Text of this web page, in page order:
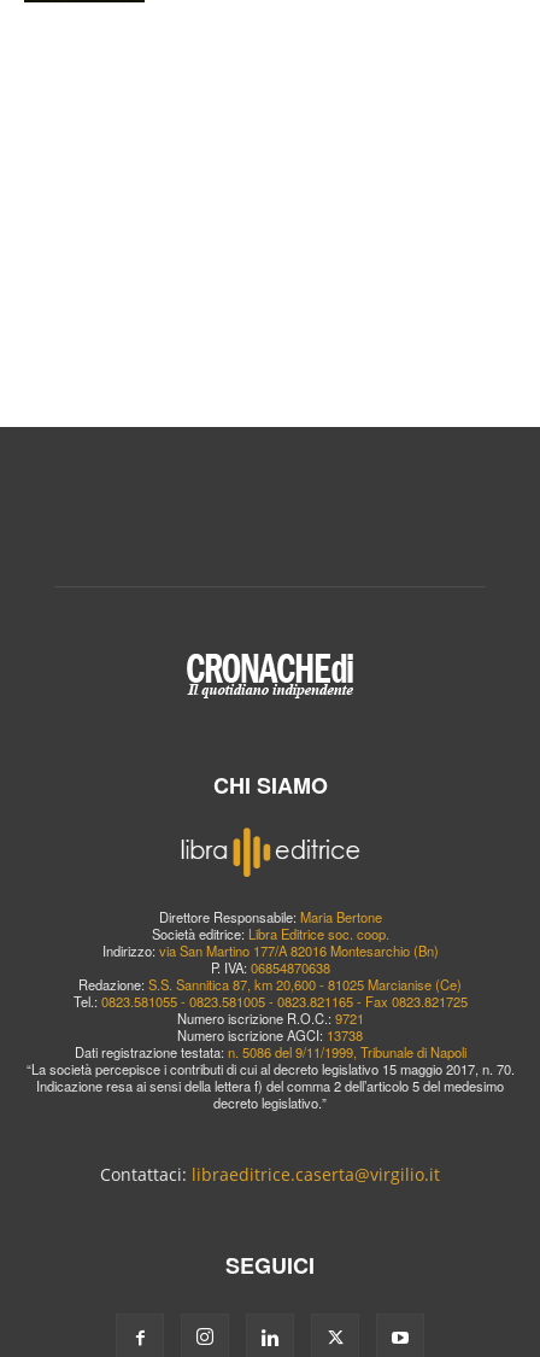
CHI SIAMO
Direttore Responsabile: Maria Bertone
Società editrice: Libra Editrice soc. coop.
Indirizzo: via San Martino 177/A 82016 Montesarchio (Bn)
P. IVA: 06854870638
Redazione: S.S. Sannitica 87, km 20,600 - 81025 Marcianise (Ce)
Tel.: 0823.581055 - 0823.581005 - 0823.821165 - Fax 0823.821725
Numero iscrizione R.O.C.: 9721
Numero iscrizione AGCI: 13738
Dati registrazione testata: n. 5086 del 9/11/1999, Tribunale di Napoli
“La società percepisce i contributi di cui al decreto legislativo 15 maggio 2017, n. 70.
Indicazione resa ai sensi della lettera f) del comma 2 dell’articolo 5 del medesimo
decreto legislativo.”
Contattaci: libraeditrice.caserta@virgilio.it
SEGUICI